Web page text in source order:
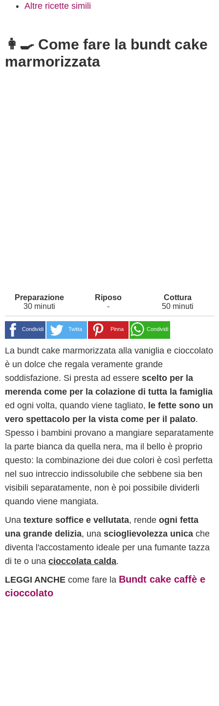
Altre ricette simili
👩‍🍳 Come fare la bundt cake
marmorizzata
30 minuti - 50 minuti
Condividi Twitta Pinna Condividi
La bundt cake marmorizzata alla vaniglia e cioccolato
è un dolce che regala veramente grande
soddisfazione. Si presta ad essere scelto per la
merenda come per la colazione di tutta la famiglia
ed ogni volta, quando viene tagliato, le fette sono un
vero spettacolo per la vista come per il palato.
Spesso i bambini provano a mangiare separatamente
la parte bianca da quella nera, ma il bello è proprio
questo: la combinazione dei due colori è così perfetta
nel suo intreccio indissolubile che sebbene sia ben
visibili separatamente, non è poi possibile dividerli
quando viene mangiata.
Una texture soffice e vellutata, rende ogni fetta
una grande delizia, una scioglievolezza unica che
diventa l'accostamento ideale per una fumante tazza
di te o una cioccolata calda.
LEGGI ANCHE come fare la Bundt cake caffè e
cioccolato